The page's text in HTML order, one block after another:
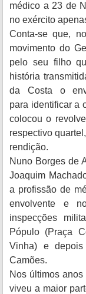
médico a 23 de
no exército
Conta-se que,
movimento do
pelo seu filho
história
da Costa o
para identificar a
colocou o
respectivo
rendição.
Nuno Borges de
Joaquim
a profissão de
envolvente e
inspecções
Pópulo (Praça
Vinha) e
Camões.
Nos últimos
viveu a maior